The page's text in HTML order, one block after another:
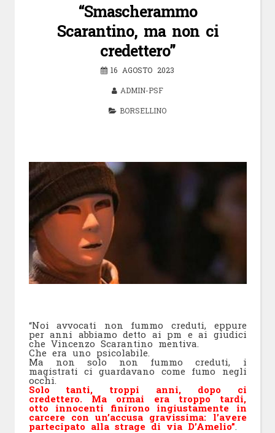
“Smascherammo
Scarantino, ma non ci
credettero”
16 AGOSTO 2023
ADMIN-PSF
BORSELLINO
“Noi avvocati non fummo creduti, eppure
per anni abbiamo detto ai pm e ai giudici
che Vincenzo Scarantino mentiva.
Che era uno psicolabile.
Ma non solo non fummo creduti, i
magistrati ci guardavano come fumo negli
occhi.
Solo tanti, troppi anni, dopo ci
credettero. Ma ormai era troppo tardi,
otto innocenti finirono ingiustamente in
carcere con un’accusa gravissima: l’avere
partecipato alla strage di via D’Amelio”